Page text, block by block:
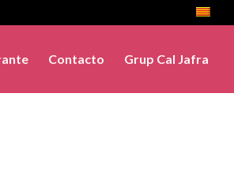
Contacto Grup Cal Jafra